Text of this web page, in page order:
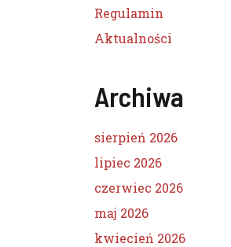
Regulamin
Aktualności
Archiwa
sierpień 2026
lipiec 2026
czerwiec 2026
maj 2026
kwiecień 2026